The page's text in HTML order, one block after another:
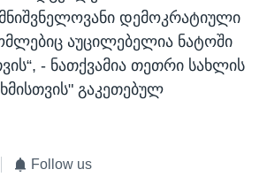
დემოკრატიული
აუცილებელია ნატოში
- ნათქვამია თეთრი სახლის
გაკეთებულ
Follow us